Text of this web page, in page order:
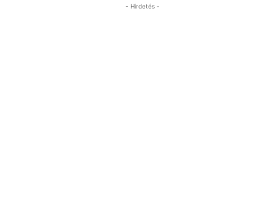
- Hirdetés -